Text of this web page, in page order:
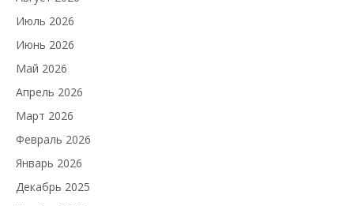
Июль 2026
Июнь 2026
Май 2026
Апрель 2026
Март 2026
Февраль 2026
Январь 2026
Декабрь 2025